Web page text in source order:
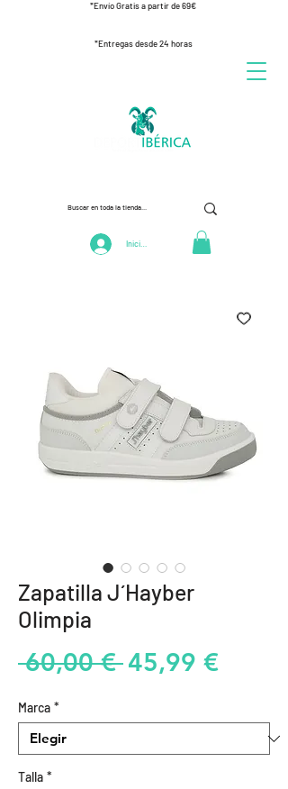
*Envío Gratis a partir de 69€
*Entregas desde 24 horas
Iniciar Sesión
Zapatilla J´Hayber
Olimpia
60,00 € Precio
45,99 €Precio
oferta
Marca *
Talla *